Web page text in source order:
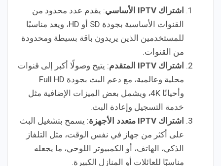
اشتراك IPTV الأساسي
: يقدم عدد محدود من
القنوات الأساسية بجودة SD أو HD، ويعد مناسبًا
للمستخدمين الذين يريدون باقة بسيطة ومحدودة
من القنوات.
اشتراك IPTV المتقدم
: يتيح وصولًا أكبر إلى قنوات
محلية وعالمية، مع دعم البث بجودة Full HD
وأحيانًا 4K، ويشمل بعض الميزات الإضافية مثل
خدمة التسجيل وإعادة البث.
اشتراك IPTV متعدد الأجهزة
: يسمح بتشغيل البث
على أكثر من جهاز في نفس الوقت، مثل التلفاز
الذكي، الهاتف، أو الكمبيوتر اللوحي، ما يجعله
مناسبًا للعائلات أو المنازل الكبيرة.